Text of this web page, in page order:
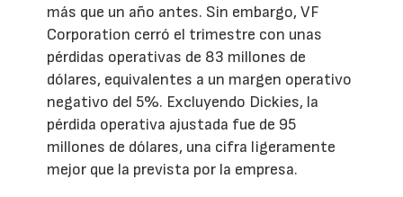
más que un año antes. Sin embargo, VF
Corporation cerró el trimestre con unas
pérdidas operativas de 83 millones de
dólares, equivalentes a un margen operativo
negativo del 5%. Excluyendo Dickies, la
pérdida operativa ajustada fue de 95
millones de dólares, una cifra ligeramente
mejor que la prevista por la empresa.